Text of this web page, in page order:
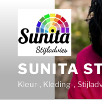
SUNITA
Kleur-, Kleding-,